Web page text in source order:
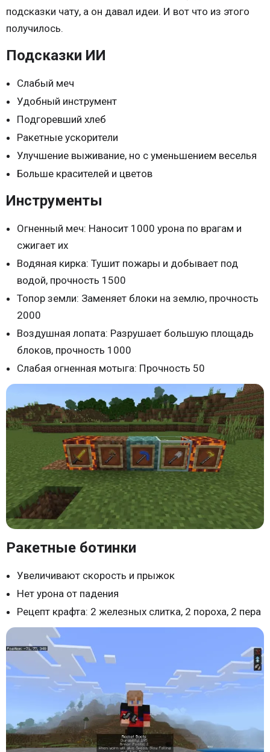
подсказки чату, а он давал идеи. И вот что из этого
получилось.
Подсказки ИИ
Слабый меч
Удобный инструмент
Подгоревший хлеб
Ракетные ускорители
Улучшение выживание, но с уменьшением веселья
Больше красителей и цветов
Инструменты
Огненный меч: Наносит 1000 урона по врагам и
сжигает их
Водяная кирка: Тушит пожары и добывает под
водой, прочность 1500
Топор земли: Заменяет блоки на землю, прочность
2000
Воздушная лопата: Разрушает большую площадь
блоков, прочность 1000
Слабая огненная мотыга: Прочность 50
Ракетные ботинки
Увеличивают скорость и прыжок
Нет урона от падения
Рецепт крафта: 2 железных слитка, 2 пороха, 2 пера